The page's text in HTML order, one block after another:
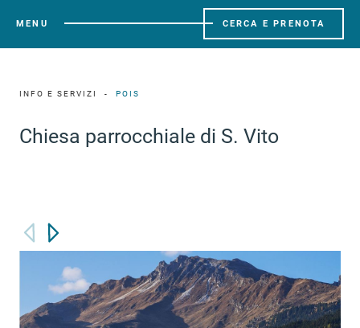
MENU CERCA E PRENOTA
INFO E SERVIZI POIS
Chiesa parrocchiale di S. Vito